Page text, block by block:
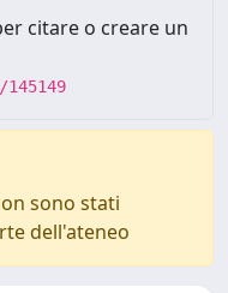
citare o creare un
sono stati
dell'ateneo